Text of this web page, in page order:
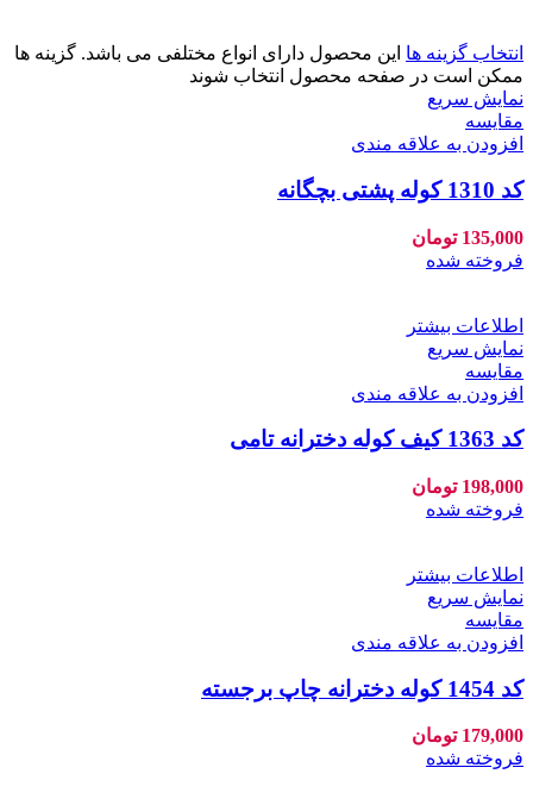
انتخاب گزینه ها این محصول دارای انواع مختلفی می باشد. گزینه ها
ممکن است در صفحه محصول انتخاب شوند
نمایش سریع
مقايسه
افزودن به علاقه مندی
کد 1310 کوله پشتی بچگانه
135,000 تومان
فروخته شده
اطلاعات بیشتر
نمایش سریع
مقايسه
افزودن به علاقه مندی
کد 1363 کیف کوله دخترانه تامی
198,000 تومان
فروخته شده
اطلاعات بیشتر
نمایش سریع
مقايسه
افزودن به علاقه مندی
کد 1454 کوله دخترانه چاپ برجسته
179,000 تومان
فروخته شده